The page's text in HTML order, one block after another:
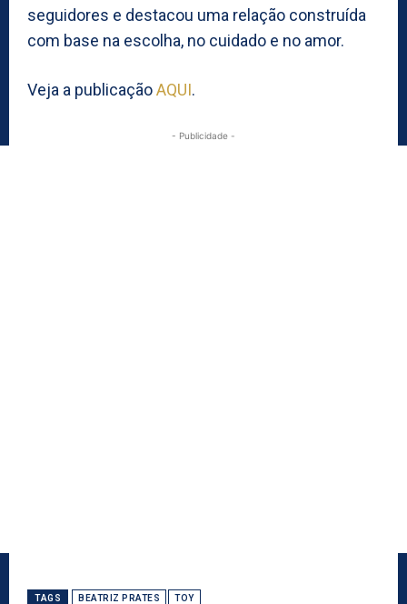
seguidores e destacou uma relação construída
com base na escolha, no cuidado e no amor.
Veja a publicaçãoAQUI.
- Publicidade -
TAGS BEATRIZ PRATES TOY